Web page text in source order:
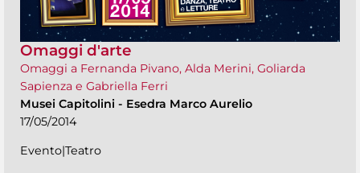
Omaggi d'arte
Omaggi a Fernanda Pivano, Alda Merini, Goliarda
Sapienza e Gabriella Ferri
Musei Capitolini - Esedra Marco Aurelio
17/05/2014
Evento|Teatro